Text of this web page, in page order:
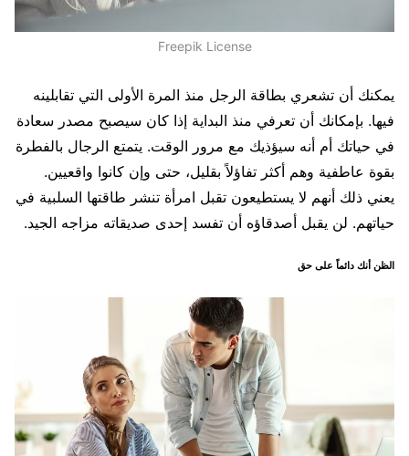
Freepik License
يمكنك أن تشعري بطاقة الرجل منذ المرة الأولى التي تقابلينه
فيها. بإمكانك أن تعرفي منذ البداية إذا كان سيصبح مصدر سعادة
في حياتك أم أنه سيؤذيك مع مرور الوقت. يتمتع الرجال بالفطرة
بقوة عاطفية وهم أكثر تفاؤلاً بقليل، حتى وإن كانوا واقعيين.
يعني ذلك أنهم لا يستطيعون تقبل امرأة تنشر طاقتها السلبية في
حياتهم. لن يقبل أصدقاؤه أن تفسد إحدى صديقاته مزاجه الجيد.
الظن أنك دائماً على حق